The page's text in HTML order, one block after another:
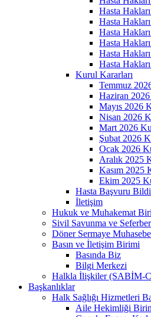
Hasta
Hasta
Hasta
Hasta
Hasta
Hasta
Kurul Kararları
Temmuz
Haziran
Mayıs 2026
Nisan 2026
Mart 2026
Şubat 2026
Ocak 2026
Aralık 2025
Kasım 2025
Ekim 2025
Hasta Başvuru
İletişim
Hukuk ve Muhakemat
Sivil Savunma ve
Döner Sermaye
Basın ve İletişim Birimi
Basında Biz
Bilgi Merkezi
Halkla İlişkiler (SABİM-
Başkanlıklar
Halk Sağlığı Hizmetleri
Aile Hekimliği